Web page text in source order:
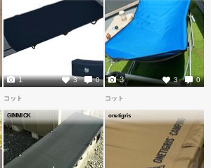
3 0
1 3 0
3
コット
GIMMICK
コット
onetigris